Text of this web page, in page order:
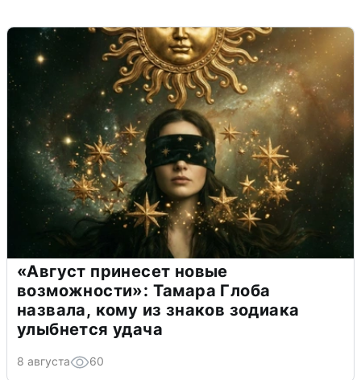
«Август принесет новые
возможности»: Тамара Глоба
назвала, кому из знаков зодиака
улыбнется удача
8 августа 60